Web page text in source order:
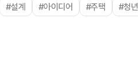
#설계 #아이디어 #주택 #청년